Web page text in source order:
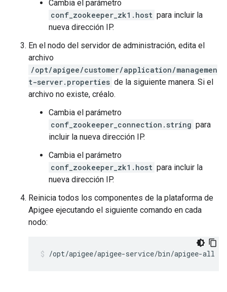
Cambia el parámetro
conf_zookeeper_zk1.host para incluir la
nueva dirección IP.
En el nodo del servidor de administración, edita el
archivo
/opt/apigee/customer/application/managemen
t-server.properties de la siguiente manera. Si el
archivo no existe, créalo.
Cambia el parámetro
conf_zookeeper_connection.string para
incluir la nueva dirección IP.
Cambia el parámetro
conf_zookeeper_zk1.host para incluir la
nueva dirección IP.
Reinicia todos los componentes de la plataforma de
Apigee ejecutando el siguiente comando en cada
nodo:
/opt/apigee/apigee-service/bin/apigee-all